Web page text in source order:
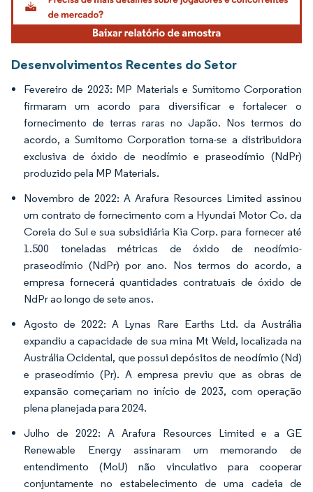
Desenvolvimentos Recentes do Setor
Fevereiro de 2023: MP Materials e Sumitomo Corporation
firmaram um acordo para diversificar e fortalecer o
fornecimento de terras raras no Japão. Nos termos do
acordo, a Sumitomo Corporation torna-se a distribuidora
exclusiva de óxido de neodímio e praseodímio (NdPr)
produzido pela MP Materials.
Novembro de 2022: A Arafura Resources Limited assinou
um contrato de fornecimento com a Hyundai Motor Co. da
Coreia do Sul e sua subsidiária Kia Corp. para fornecer até
1.500 toneladas métricas de óxido de neodímio-
praseodímio (NdPr) por ano. Nos termos do acordo, a
empresa fornecerá quantidades contratuais de óxido de
NdPr ao longo de sete anos.
Agosto de 2022: A Lynas Rare Earths Ltd. da Austrália
expandiu a capacidade de sua mina Mt Weld, localizada na
Austrália Ocidental, que possui depósitos de neodímio (Nd)
e praseodímio (Pr). A empresa previu que as obras de
expansão começariam no início de 2023, com operação
plena planejada para 2024.
Julho de 2022: A Arafura Resources Limited e a GE
Renewable Energy assinaram um memorando de
entendimento (MoU) não vinculativo para cooperar
conjuntamente no estabelecimento de uma cadeia de